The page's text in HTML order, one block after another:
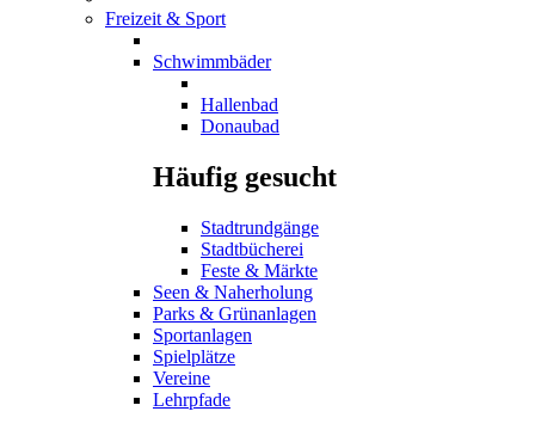
Freizeit & Sport
Schwimmbäder
Hallenbad
Donaubad
Häufig gesucht
Stadtrundgänge
Stadtbücherei
Feste & Märkte
Seen & Naherholung
Parks & Grünanlagen
Sportanlagen
Spielplätze
Vereine
Lehrpfade